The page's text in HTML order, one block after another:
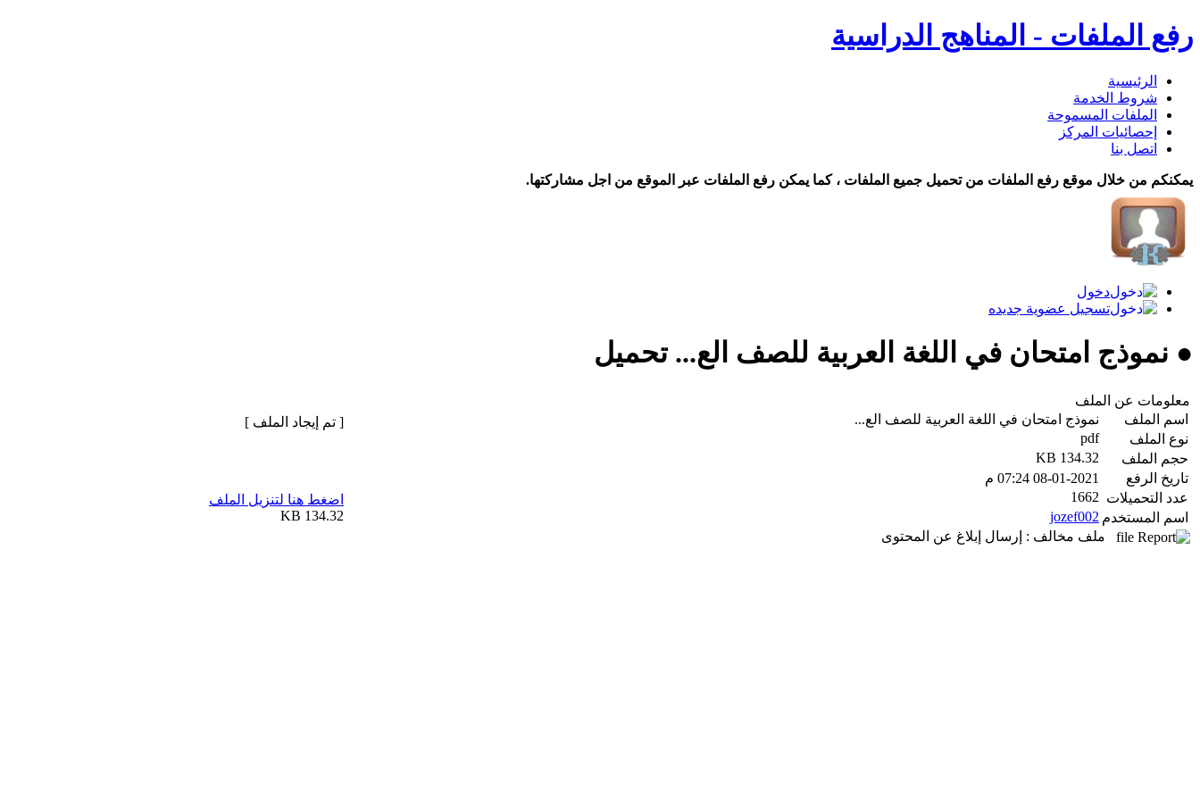
رفع الملفات - المناهج الدراسية
الرئيسية
شروط الخدمة
الملفات المسموحة
إحصائيات المركز
اتصل بنا
يمكنكم من خلال موقع رفع الملفات من تحميل جميع الملفات ، كما يمكن رفع الملفات عبر الموقع من اجل مشاركتها.
دخول
تسجيل عضوية جديده
● نموذج امتحان في اللغة العربية للصف الع... تحميل
معلومات عن الملف
اسم الملف
نموذج امتحان في اللغة العربية للصف الع...
نوع الملف
pdf
حجم الملف
134.32 KB
تاريخ الرفع
08-01-2021 07:24 م
عدد التحميلات 1662
اسم المستخدم jozef002
ملف مخالف : إرسال إبلاغ عن المحتوى
[ تم إيجاد الملف ]
اضغط هنا لتنزيل الملف
134.32 KB